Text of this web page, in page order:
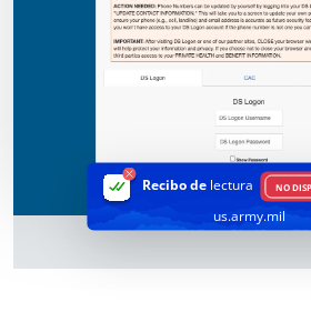
Recibo delectura NO
us.army.mil